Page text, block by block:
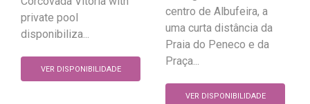
private pool
disponibiliza...
VER DISPONIBILIDADE
centro de Albufeira, a
uma curta distância da
Praia do Peneco e da
Praça...
VER DISPONIBILIDADE